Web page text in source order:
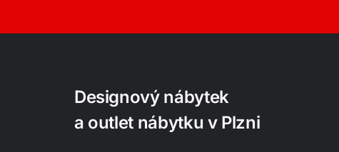
Designový nábytek
a outlet nábytku v Plzni